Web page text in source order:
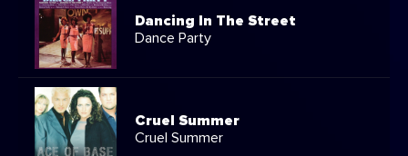
Dancing In The Street
Dance Party
Cruel Summer
Cruel Summer